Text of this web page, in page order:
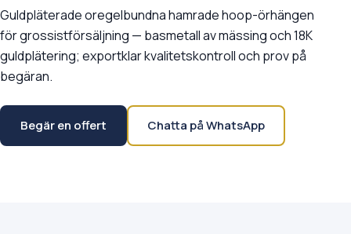
Guldpläterade oregelbundna hamrade hoop-örhängen
för grossistförsäljning — basmetall av mässing och 18K
guldplätering; exportklar kvalitetskontroll och prov på
begäran.
Begär en offert Chatta på WhatsApp